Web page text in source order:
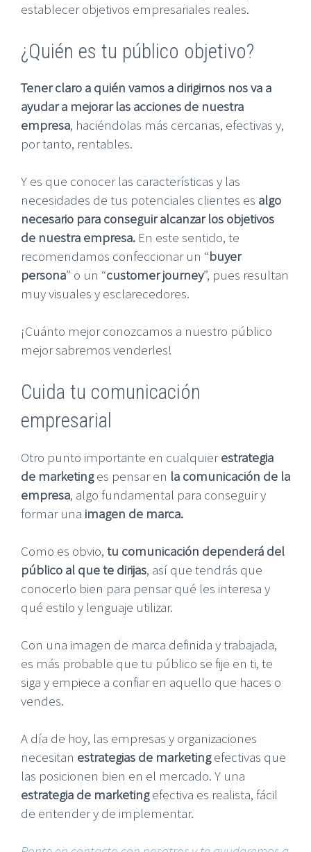
establecer objetivos empresariales reales.
¿Quién es tu público objetivo?
Tener claro a quién vamos a dirigirnos nos va a
ayudar a mejorar las acciones de nuestra
empresa, haciéndolas más cercanas, efectivas y,
por tanto, rentables.
Y es que conocer las características y las
necesidades de tus potenciales clientes es algo
necesario para conseguir alcanzar los objetivos
de nuestra empresa. En este sentido, te
recomendamos confeccionar un “buyer
persona” o un “customer journey”, pues resultan
muy visuales y esclarecedores.
¡Cuánto mejor conozcamos a nuestro público
mejor sabremos venderles!
Cuida tu comunicación
empresarial
Otro punto importante en cualquierestrategia
de marketinges pensar en la comunicación de la
empresa, algo fundamental para conseguir y
formar una imagen de marca.
Como es obvio, tu comunicación dependerá del
público al que te dirijas, así que tendrás que
conocerlo bien para pensar qué les interesa y
qué estilo y lenguaje utilizar.
Con una imagen de marca definida y trabajada,
es más probable que tu público se fije en ti, te
siga y empiece a confiar en aquello que haces o
vendes.
A día de hoy, las empresas y organizaciones
necesitan estrategias de marketingefectivas que
las posicionen bien en el mercado. Y una
estrategia de marketingefectiva es realista, fácil
de entender y de implementar.